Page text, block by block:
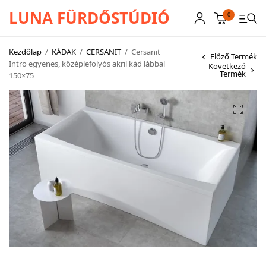
LUNA FÜRDŐSTÚDIÓ 0
Kezdőlap / KÁDAK / CERSANIT / Cersanit
Intro egyenes, középlefolyós akril kád lábbal
150×75
Előző Termék
Következő
Termék
CSAPTELEPEK
SZANITEREK
SCHWAB
KÁDAK
KABINOK – TÁLCÁK
TOVÁBBI TERMÉKEK
BEMUTATÓTERMÜNK KÉPEKBEN